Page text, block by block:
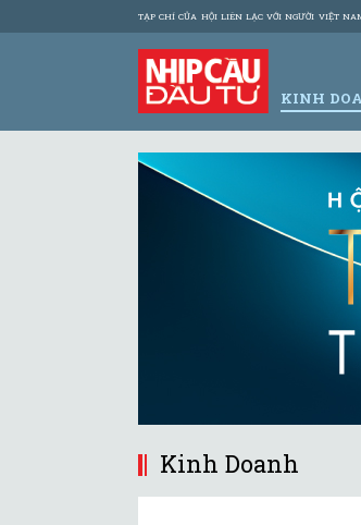
TẠP CHÍ CỦA HỘI LIÊN LẠC VỚI NGƯỜI VIỆT
KINH
Kinh Doanh